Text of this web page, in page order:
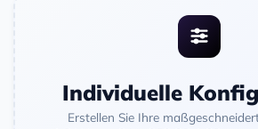
Individuelle
Erstellen Sie Ihre